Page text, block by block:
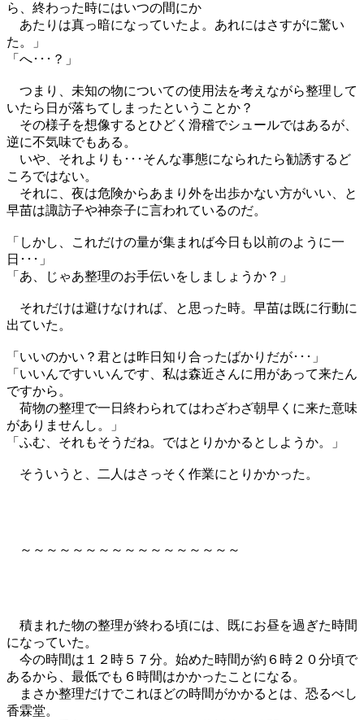
ら、終わった時にはいつの間にか
あたりは真っ暗になっていたよ。あれにはさすがに驚い
た。」
「へ･･･？」
つまり、未知の物についての使用法を考えながら整理して
いたら日が落ちてしまったということか？
その様子を想像するとひどく滑稽でシュールではあるが、
逆に不気味でもある。
いや、それよりも･･･そんな事態になられたら勧誘するど
ころではない。
それに、夜は危険からあまり外を出歩かない方がいい、と
早苗は諏訪子や神奈子に言われているのだ。
「しかし、これだけの量が集まれば今日も以前のように一
日･･･」
「あ、じゃあ整理のお手伝いをしましょうか？」
それだけは避けなければ、と思った時。早苗は既に行動に
出ていた。
「いいのかい？君とは昨日知り合ったばかりだが･･･」
「いいんですいいんです、私は森近さんに用があって来たん
ですから。
荷物の整理で一日終わられてはわざわざ朝早くに来た意味
がありませんし。」
「ふむ、それもそうだね。ではとりかかるとしようか。」
そういうと、二人はさっそく作業にとりかかった。
～～～～～～～～～～～～～～～～～
積まれた物の整理が終わる頃には、既にお昼を過ぎた時間
になっていた。
今の時間は１２時５７分。始めた時間が約６時２０分頃で
あるから、最低でも６時間はかかったことになる。
まさか整理だけでこれほどの時間がかかるとは、恐るべし
香霖堂。